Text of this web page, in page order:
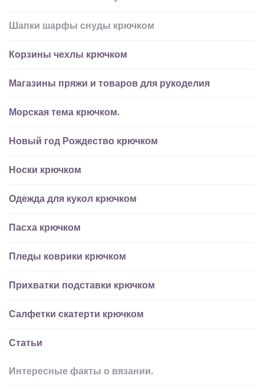
Шапки шарфы снуды крючком
Корзины чехлы крючком
Магазины пряжи и товаров для рукоделия
Морская тема крючком.
Новый год Рождество крючком
Носки крючком
Одежда для кукол крючком
Пасха крючком
Пледы коврики крючком
Прихватки подставки крючком
Салфетки скатерти крючком
Статьи
Интересные факты о вязании.